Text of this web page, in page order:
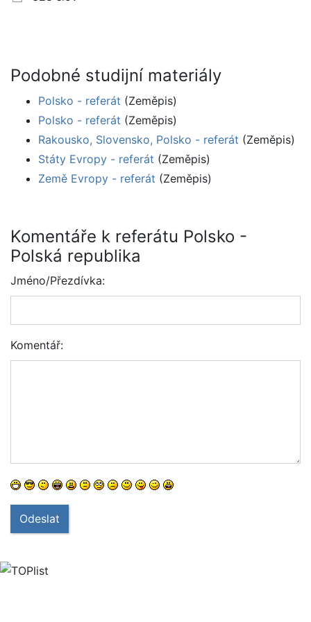
Podobné studijní materiály
Polsko - referát (Zeměpis)
Polsko - referát (Zeměpis)
Rakousko, Slovensko, Polsko - referát (Zeměpis)
Státy Evropy - referát (Zeměpis)
Země Evropy - referát (Zeměpis)
Komentáře k referátu Polsko -
Polská republika
Jméno/Přezdívka:
Komentář:
Odeslat